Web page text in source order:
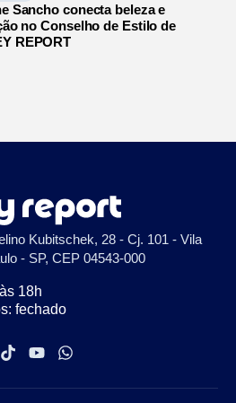
Sancho conecta beleza e
no Conselho de Estilo de
REPORT
Kubitschek, 28 - Cj. 101 - Vila
- SP, CEP 04543-000
18h
fechado